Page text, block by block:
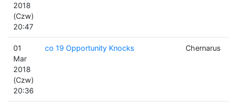
2018
(Czw)
20:47
01
Mar
2018
(Czw)
20:36
co 19 Opportunity Knocks Chernarus